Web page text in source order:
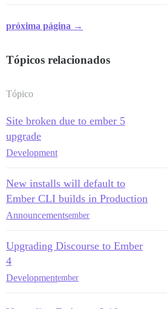
próxima página →
Tópicos relacionados
Tópico
Site broken due to ember 5
upgrade
Development
New installs will default to
Ember CLI builds in Production
Announcementsember
Upgrading Discourse to Ember
4
Developmentember